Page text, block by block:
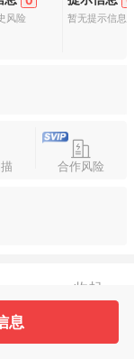
风险 暂无提示信息
合作风险
收起
2
息